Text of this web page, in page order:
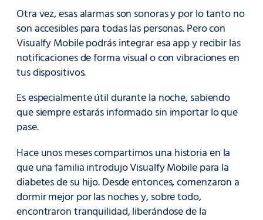
Otra vez, esas alarmas son sonoras y por lo tanto no
son accesibles para todas las personas. Pero con
Visualfy Mobile podrás integrar esa app y recibir las
notificaciones de forma visual o con vibraciones en
tus dispositivos.
Es especialmente útil durante la noche, sabiendo
que siempre estarás informado sin importar lo que
pase.
Hace unos meses compartimos una historia en la
que una familia introdujo Visualfy Mobile para la
diabetes de su hijo. Desde entonces, comenzaron a
dormir mejor por las noches y, sobre todo,
encontraron tranquilidad, liberándose de la